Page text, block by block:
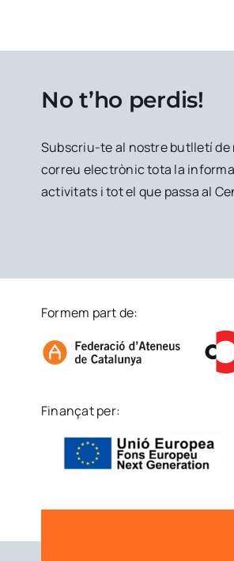
No t’ho perdis!
Subscriu-te al nostre butlletí de
correu electrònic tota la
activitats i tot el que passa al
Formem part de:
Finançat per: